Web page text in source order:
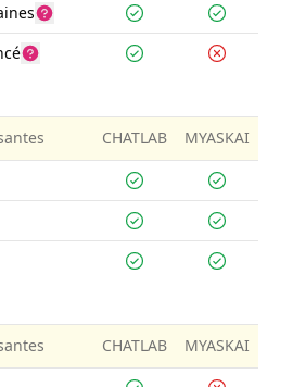
CHATLAB MYASKAI
CHATLAB MYASKAI